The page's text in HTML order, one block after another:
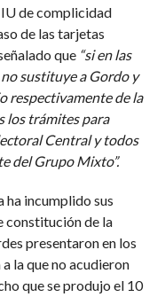
IU de complicidad
de las tarjetas
que“si en las
sustituye a Gordo y
respectivamente de la
los trámites para
Central y todos
del Grupo Mixto”.
ha incumplido sus
constitución de la
presentaron en los
la que no acudieron
que se produjo el 10